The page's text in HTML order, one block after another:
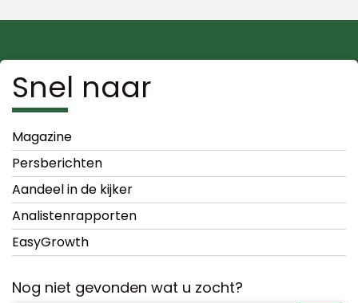
Snel naar
Magazine
Persberichten
Aandeel in de kijker
Analistenrapporten
EasyGrowth
Nog niet gevonden wat u zocht?